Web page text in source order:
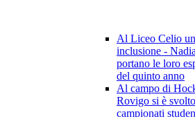
Al Liceo Celio
inclusione -
portano le loro
del quinto anno
Al campo di
Rovigo si è
campionati